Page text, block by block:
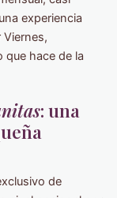
experiencia
que hace de la
: una
de